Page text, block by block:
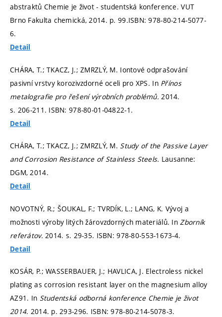
abstraktů Chemie je život - studentská konference. VUT
Brno Fakulta chemická, 2014. p. 99.ISBN: 978-80-214-5077-
6.
Detail
CHÁRA, T.; TKACZ, J.; ZMRZLÝ, M. Iontové odprašování
pasivní vrstvy korozivzdorné oceli pro XPS. In Přínos
metalografie pro řešení výrobních problémů. 2014.
s. 206-211. ISBN: 978-80-01-04822-1.
Detail
CHÁRA, T.; TKACZ, J.; ZMRZLÝ, M. Study of the Passive Layer
and Corrosion Resistance of Stainless Steels. Lausanne:
DGM, 2014.
Detail
NOVOTNÝ, R.; ŠOUKAL, F.; TVRDÍK, L.; LANG, K. Vývoj a
možnosti výroby litých žárovzdorných materiálů. In Zborník
referátov. 2014. s. 29-35. ISBN: 978-80-553-1673-4.
Detail
KOSÁR, P.; WASSERBAUER, J.; HAVLICA, J. Electroless nickel
plating as corrosion resistant layer on the magnesium alloy
AZ91. In Studentská odborná konference Chemie je život
2014. 2014. p. 293-296. ISBN: 978-80-214-5078-3.